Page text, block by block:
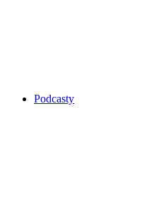
Podcasty